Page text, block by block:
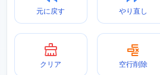
元に戻す やり直し
クリア 空行削除